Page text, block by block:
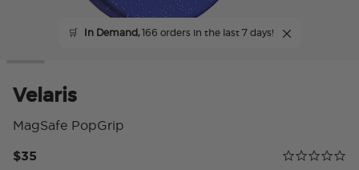
🛒 In Demand,166 orders in the last 7 days!
Velaris
MagSafe PopGrip
Calificación
0.0 star rating
$35